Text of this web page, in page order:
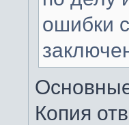
ошибки
Копия